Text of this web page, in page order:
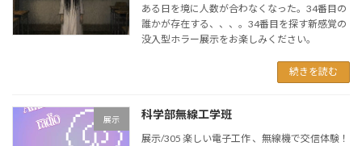
ある日を境に人数が合わなくなった。34番目の
誰かが存在する、、、。34番目を探す新感覚の
没入型ホラー展示をお楽しみください。
続きを読む
展示 科学部無線工学班
展示/305 楽しい電子工作 、無線機で交信体験！